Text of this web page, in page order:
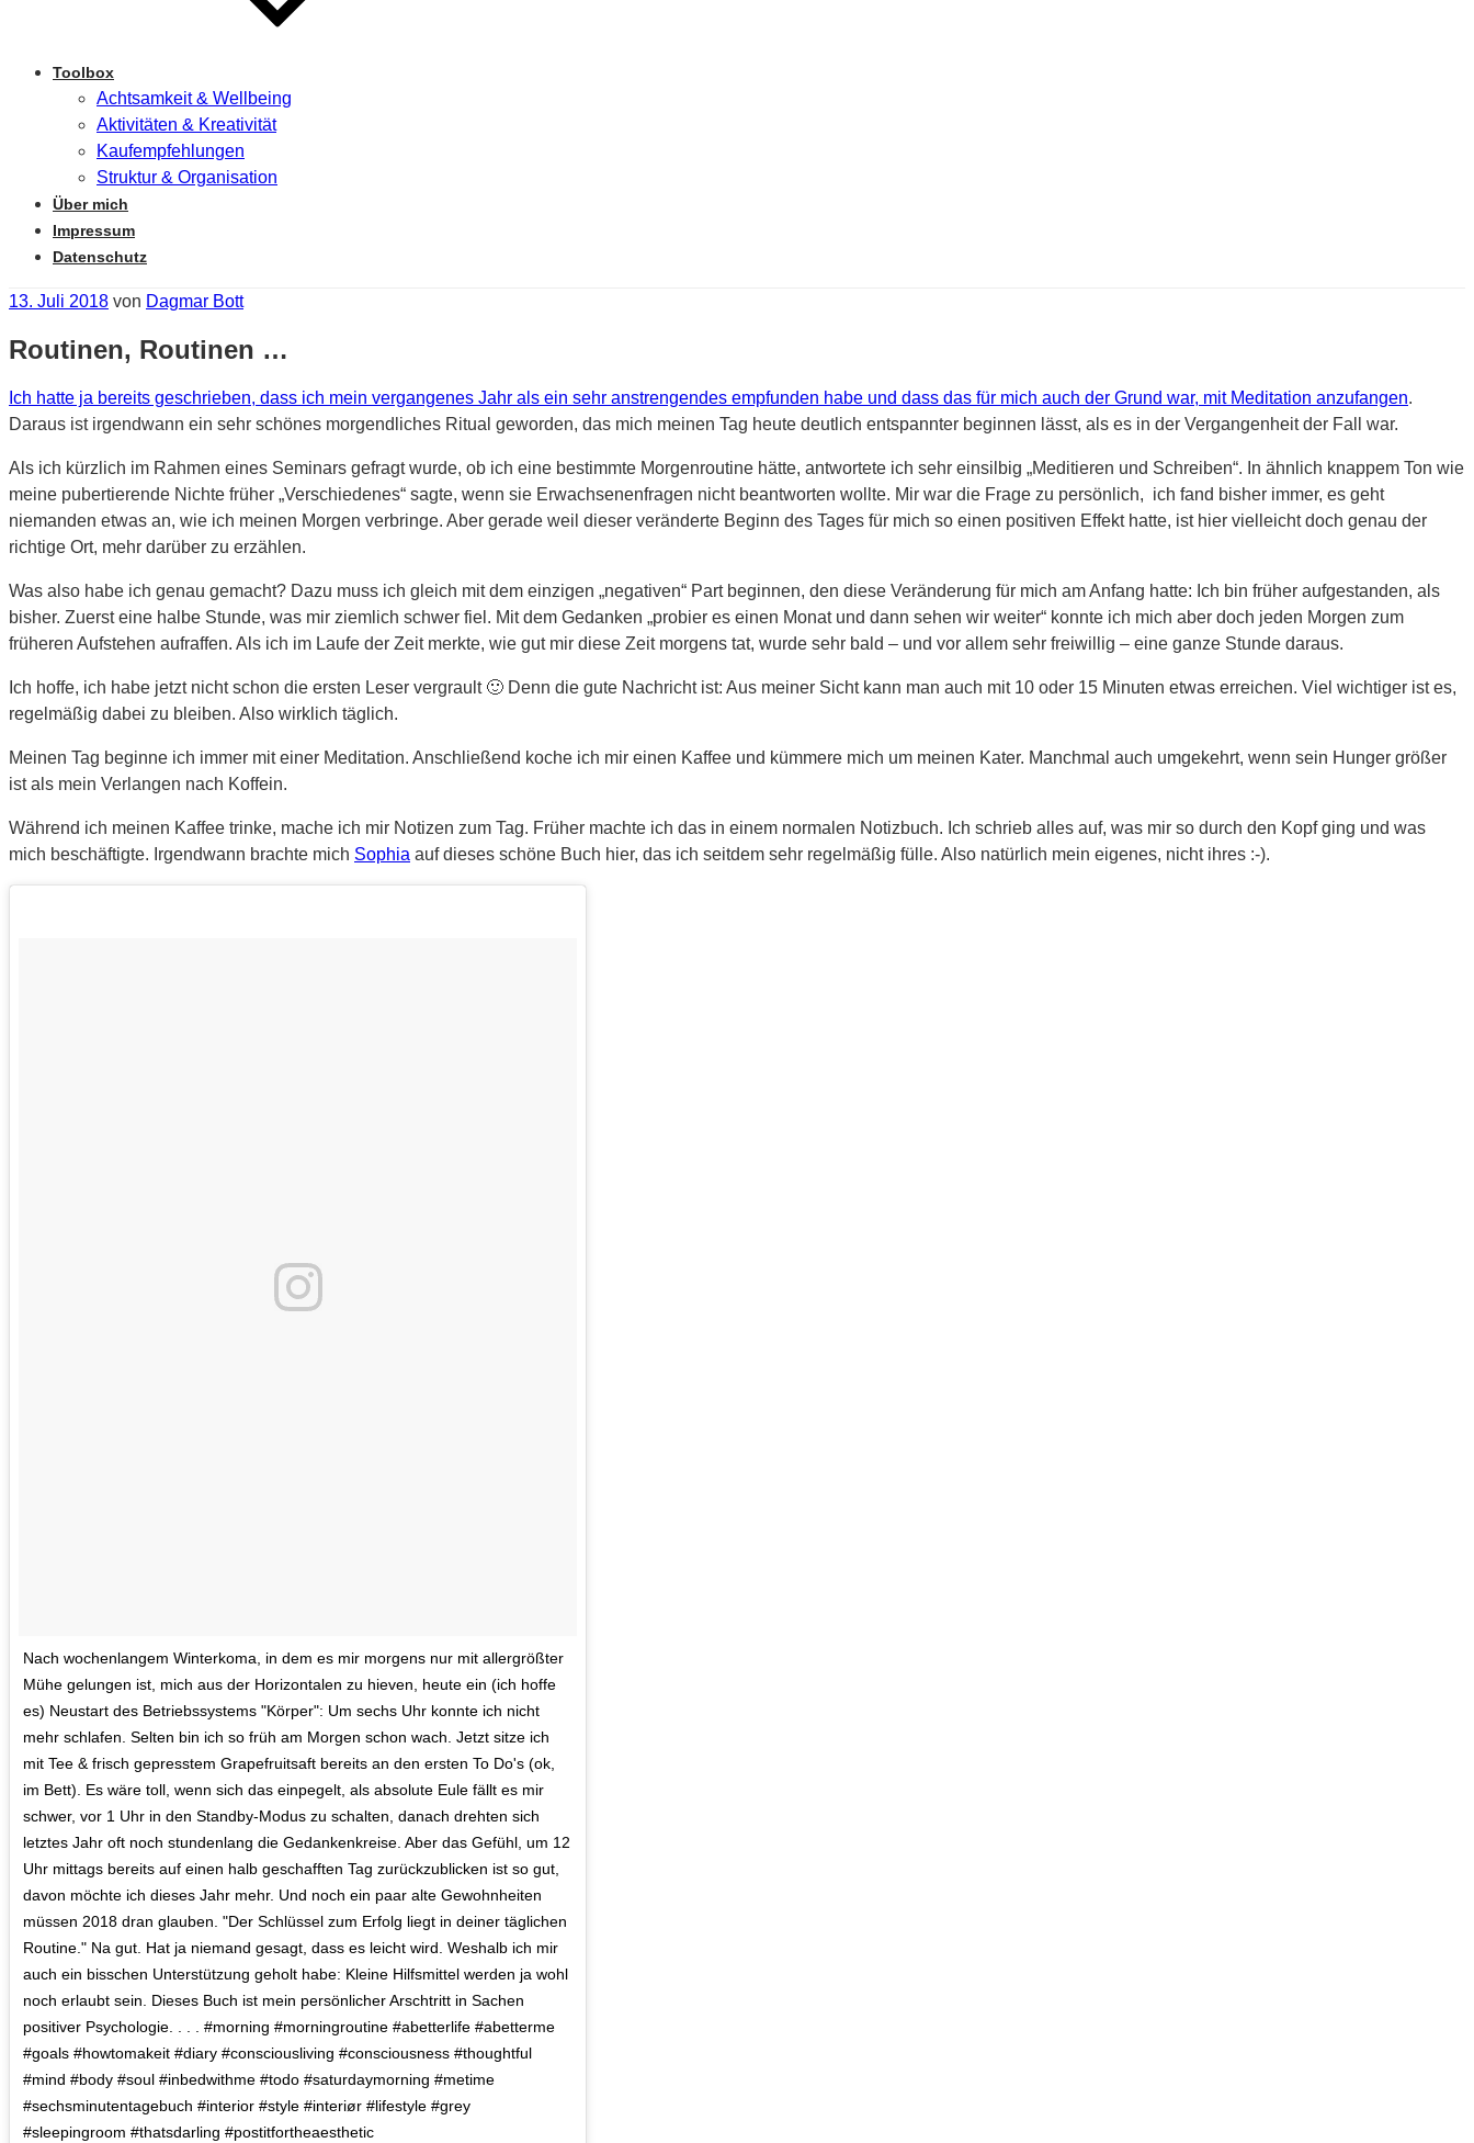
Toolbox
Achtsamkeit & Wellbeing
Aktivitäten & Kreativität
Kaufempfehlungen
Struktur & Organisation
Über mich
Impressum
Datenschutz
Veröffentlicht
13. Juli 2018 von Dagmar Bott
Routinen, Routinen …
Ich hatte ja bereits geschrieben, dass ich mein vergangenes Jahr als ein sehr anstrengendes empfunden habe und dass das für mich auch der Grund war, mit Meditation anzufangen.
Daraus ist irgendwann ein sehr schönes morgendliches Ritual geworden, das mich meinen Tag heute deutlich entspannter beginnen lässt, als es in der Vergangenheit der Fall war.
Als ich kürzlich im Rahmen eines Seminars gefragt wurde, ob ich eine bestimmte Morgenroutine hätte, antwortete ich sehr einsilbig „Meditieren und Schreiben“. In ähnlich knappem Ton wie
meine pubertierende Nichte früher „Verschiedenes“ sagte, wenn sie Erwachsenenfragen nicht beantworten wollte. Mir war die Frage zu persönlich, ich fand bisher immer, es geht
niemanden etwas an, wie ich meinen Morgen verbringe. Aber gerade weil dieser veränderte Beginn des Tages für mich so einen positiven Effekt hatte, ist hier vielleicht doch genau der
richtige Ort, mehr darüber zu erzählen.
Was also habe ich genau gemacht? Dazu muss ich gleich mit dem einzigen „negativen“ Part beginnen, den diese Veränderung für mich am Anfang hatte: Ich bin früher aufgestanden, als
bisher. Zuerst eine halbe Stunde, was mir ziemlich schwer fiel. Mit dem Gedanken „probier es einen Monat und dann sehen wir weiter“ konnte ich mich aber doch jeden Morgen zum
früheren Aufstehen aufraffen. Als ich im Laufe der Zeit merkte, wie gut mir diese Zeit morgens tat, wurde sehr bald – und vor allem sehr freiwillig – eine ganze Stunde daraus.
Ich hoffe, ich habe jetzt nicht schon die ersten Leser vergrault 🙂 Denn die gute Nachricht ist: Aus meiner Sicht kann man auch mit 10 oder 15 Minuten etwas erreichen. Viel wichtiger ist es,
regelmäßig dabei zu bleiben. Also wirklich täglich.
Meinen Tag beginne ich immer mit einer Meditation. Anschließend koche ich mir einen Kaffee und kümmere mich um meinen Kater. Manchmal auch umgekehrt, wenn sein Hunger größer
ist als mein Verlangen nach Koffein.
Während ich meinen Kaffee trinke, mache ich mir Notizen zum Tag. Früher machte ich das in einem normalen Notizbuch. Ich schrieb alles auf, was mir so durch den Kopf ging und was
mich beschäftigte. Irgendwann brachte mich Sophia auf dieses schöne Buch hier, das ich seitdem sehr regelmäßig fülle. Also natürlich mein eigenes, nicht ihres :-).
Nach wochenlangem Winterkoma, in dem es mir morgens nur mit allergrößter
Mühe gelungen ist, mich aus der Horizontalen zu hieven, heute ein (ich hoffe
es) Neustart des Betriebssystems "Körper": Um sechs Uhr konnte ich nicht
mehr schlafen. Selten bin ich so früh am Morgen schon wach. Jetzt sitze ich
mit Tee & frisch gepresstem Grapefruitsaft bereits an den ersten To Do's (ok,
im Bett). Es wäre toll, wenn sich das einpegelt, als absolute Eule fällt es mir
schwer, vor 1 Uhr in den Standby-Modus zu schalten, danach drehten sich
letztes Jahr oft noch stundenlang die Gedankenkreise. Aber das Gefühl, um 12
Uhr mittags bereits auf einen halb geschafften Tag zurückzublicken ist so gut,
davon möchte ich dieses Jahr mehr. Und noch ein paar alte Gewohnheiten
müssen 2018 dran glauben. "Der Schlüssel zum Erfolg liegt in deiner täglichen
Routine." Na gut. Hat ja niemand gesagt, dass es leicht wird. Weshalb ich mir
auch ein bisschen Unterstützung geholt habe: Kleine Hilfsmittel werden ja wohl
noch erlaubt sein. Dieses Buch ist mein persönlicher Arschtritt in Sachen
positiver Psychologie. . . . #morning #morningroutine #abetterlife #abetterme
#goals #howtomakeit #diary #consciousliving #consciousness #thoughtful
#mind #body #soul #inbedwithme #todo #saturdaymorning #metime
#sechsminutentagebuch #interior #style #interiør #lifestyle #grey
#sleepingroom #thatsdarling #postitfortheaesthetic